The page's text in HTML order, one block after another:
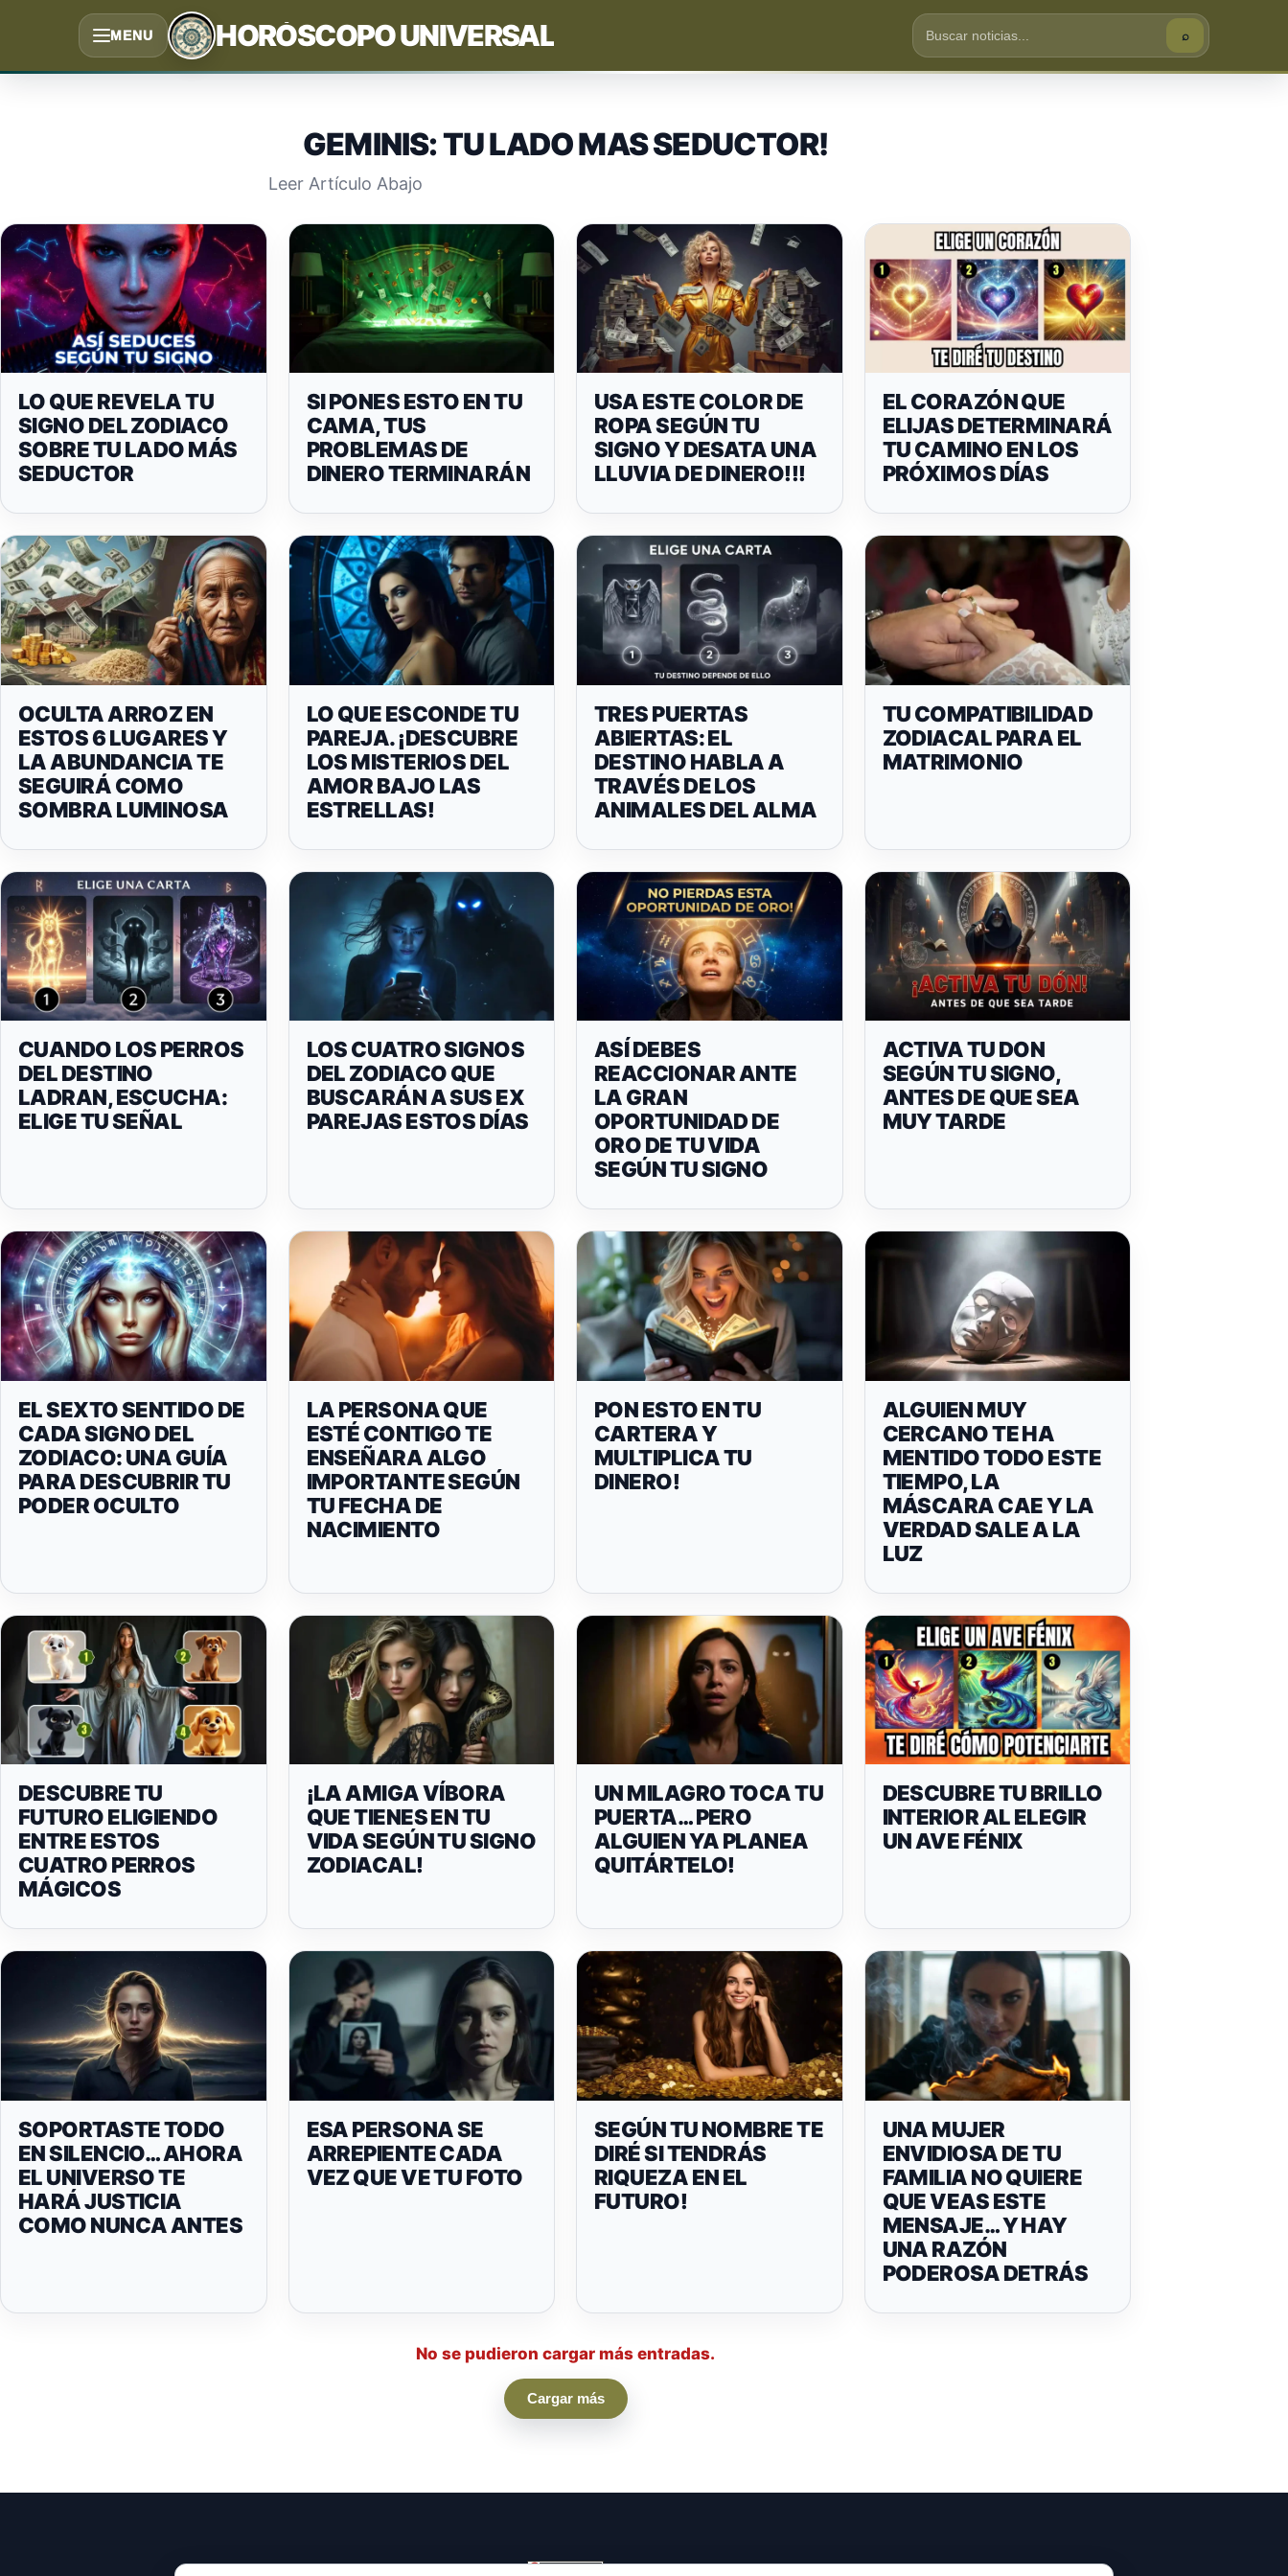
contenido
MENU HORÓSCOPO UNIVERSAL ⌕
GEMINIS: TU LADO MAS SEDUCTOR!
Leer Artículo Abajo
LO QUE REVELA TU
SIGNO DEL ZODIACO
SOBRE TU LADO MÁS
SEDUCTOR
SI PONES ESTO EN TU
CAMA, TUS
PROBLEMAS DE
DINERO TERMINARÁN
USA ESTE COLOR DE
ROPA SEGÚN TU
SIGNO Y DESATA UNA
LLUVIA DE DINERO!!!
EL CORAZÓN QUE
ELIJAS DETERMINARÁ
TU CAMINO EN LOS
PRÓXIMOS DÍAS
OCULTA ARROZ EN
ESTOS 6 LUGARES Y
LA ABUNDANCIA TE
SEGUIRÁ COMO
SOMBRA LUMINOSA
LO QUE ESCONDE TU
PAREJA. ¡DESCUBRE
LOS MISTERIOS DEL
AMOR BAJO LAS
ESTRELLAS!
TRES PUERTAS
ABIERTAS: EL
DESTINO HABLA A
TRAVÉS DE LOS
ANIMALES DEL ALMA
TU COMPATIBILIDAD
ZODIACAL PARA EL
MATRIMONIO
CUANDO LOS PERROS
DEL DESTINO
LADRAN, ESCUCHA:
ELIGE TU SEÑAL
LOS CUATRO SIGNOS
DEL ZODIACO QUE
BUSCARÁN A SUS EX
PAREJAS ESTOS DÍAS
ASÍ DEBES
REACCIONAR ANTE
LA GRAN
OPORTUNIDAD DE
ORO DE TU VIDA
SEGÚN TU SIGNO
ACTIVA TU DON
SEGÚN TU SIGNO,
ANTES DE QUE SEA
MUY TARDE
EL SEXTO SENTIDO DE
CADA SIGNO DEL
ZODIACO: UNA GUÍA
PARA DESCUBRIR TU
PODER OCULTO
LA PERSONA QUE
ESTÉ CONTIGO TE
ENSEÑARA ALGO
IMPORTANTE SEGÚN
TU FECHA DE
NACIMIENTO
PON ESTO EN TU
CARTERA Y
MULTIPLICA TU
DINERO!
ALGUIEN MUY
CERCANO TE HA
MENTIDO TODO ESTE
TIEMPO, LA
MÁSCARA CAE Y LA
VERDAD SALE A LA
LUZ
DESCUBRE TU
FUTURO ELIGIENDO
ENTRE ESTOS
CUATRO PERROS
MÁGICOS
¡LA AMIGA VÍBORA
QUE TIENES EN TU
VIDA SEGÚN TU SIGNO
ZODIACAL!
UN MILAGRO TOCA TU
PUERTA… PERO
ALGUIEN YA PLANEA
QUITÁRTELO!
DESCUBRE TU BRILLO
INTERIOR AL ELEGIR
UN AVE FÉNIX
SOPORTASTE TODO
EN SILENCIO… AHORA
EL UNIVERSO TE
HARÁ JUSTICIA
COMO NUNCA ANTES
ESA PERSONA SE
ARREPIENTE CADA
VEZ QUE VE TU FOTO
SEGÚN TU NOMBRE TE
DIRÉ SI TENDRÁS
RIQUEZA EN EL
FUTURO!
UNA MUJER
ENVIDIOSA DE TU
FAMILIA NO QUIERE
QUE VEAS ESTE
MENSAJE… Y HAY
UNA RAZÓN
PODEROSA DETRÁS
No se pudieron cargar más entradas.
Cargar más